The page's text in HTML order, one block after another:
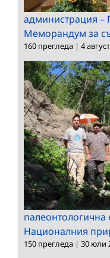
администрация –
Меморандум за
160 прегледа | 4
Националния
150 прегледа | 30 юли